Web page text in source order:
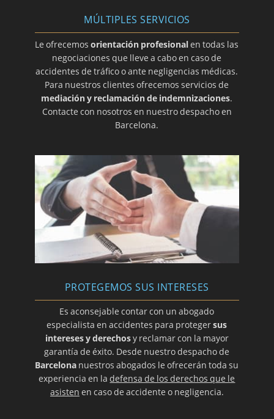
MÚLTIPLES SERVICIOS
Le ofrecemosorientación profesionalen todas las
negociaciones que lleve a cabo en caso de
accidentes de tráfico o ante negligencias médicas.
Para nuestros clientes ofrecemos servicios de
mediación y reclamación de indemnizaciones.
Contacte con nosotros en nuestro despacho en
Barcelona.
PROTEGEMOS SUS INTERESES
Es aconsejable contar con un abogado
especialista en accidentes para protegersus
intereses y derechosy reclamar con la mayor
garantía de éxito. Desde nuestro despacho de
Barcelona nuestros abogados le ofrecerán toda su
experiencia en ladefensa de los derechos que le
asisten en caso de accidente o negligencia.